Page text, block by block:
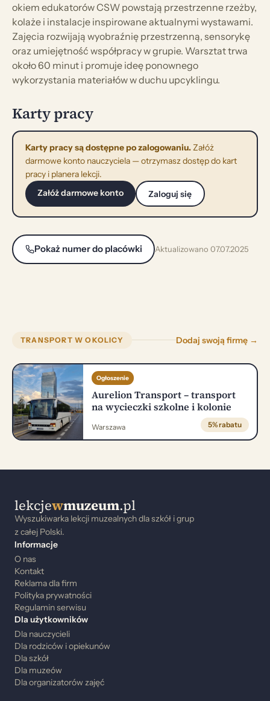
okiem edukatorów CSW powstają przestrzenne rzeżby,
kolaże i instalacje inspirowane aktualnymi wystawami.
Zajęcia rozwijają wyobraźnię przestrzenną, sensorykę
oraz umiejętność współpracy w grupie. Warsztat trwa
około 60 minut i promuje ideę ponownego
wykorzystania materiałów w duchu upcyklingu.
Karty pracy
Karty pracy są dostępne po zalogowaniu.Załóż
darmowe konto nauczyciela — otrzymasz dostęp do kart
pracy i planera lekcji.
Załóż darmowe konto
Zaloguj się
Pokaż numer do placówki Aktualizowano 07.07.2025
TRANSPORT W OKOLICY Dodaj swoją firmę →
Ogłoszenie
Aurelion Transport – transport
na wycieczki szkolne i kolonie
Warszawa 5% rabatu
lekcjewmuzeum.pl
Wyszukiwarka lekcji muzealnych dla szkół i grup
z całej Polski.
Informacje
O nas
Kontakt
Reklama dla firm
Polityka prywatności
Regulamin serwisu
Dla użytkowników
Dla nauczycieli
Dla rodziców i opiekunów
Dla szkół
Dla muzeów
Dla organizatorów zajęć